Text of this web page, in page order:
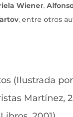
Wiener,
, entre otros
(Ilustrada
Martínez,